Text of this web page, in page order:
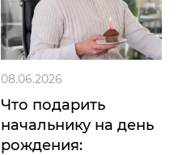
08.06.2026
Что подарить
начальнику на день
рождения: